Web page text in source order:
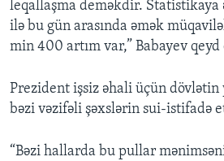
leqallaşma deməkdir. Statistikaya
ilə bu gün arasında əmək
min 400 artım var,” Babayev qeyd
Prezident işsiz əhali üçün dövlətin
bəzi vəzifəli şəxslərin sui-istifadə
“Bəzi hallarda bu pullar